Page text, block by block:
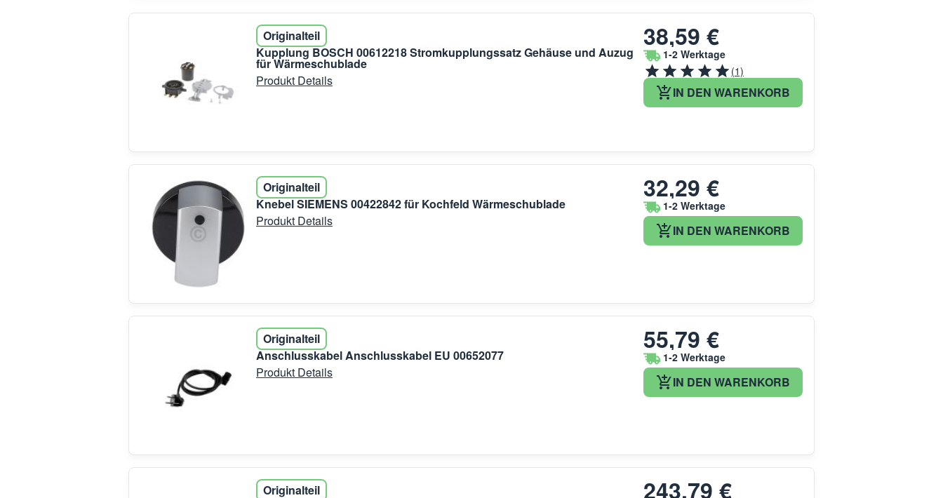
Originalteil
Kupplung BOSCH 00612218 Stromkupplungssatz Gehäuse und Auzug
für Wärmeschublade
Produkt Details
38,59 €
1-2 Werktage
(1)
IN DEN WARENKORB
Originalteil
Knebel SIEMENS 00422842 für Kochfeld Wärmeschublade
Produkt Details
32,29 €
1-2 Werktage
IN DEN WARENKORB
Originalteil
Anschlusskabel Anschlusskabel EU 00652077
Produkt Details
55,79 €
1-2 Werktage
IN DEN WARENKORB
Originalteil
243,79 €